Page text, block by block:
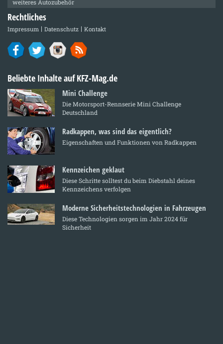
weiteres Autozubehör
Rechtliches
Impressum Datenschutz Kontakt
Beliebte Inhalte auf KFZ-Mag.de
Mini Challenge
Die Motorsport-Rennserie Mini Challenge
Deutschland
Radkappen, was sind das eigentlich?
Eigenschaften und Funktionen von Radkappen
Kennzeichen geklaut
Diese Schritte solltest du beim Diebstahl deines
Kennzeichens verfolgen
Moderne Sicherheitstechnologien in Fahrzeugen
Diese Technologien sorgen im Jahr 2024 für
Sicherheit